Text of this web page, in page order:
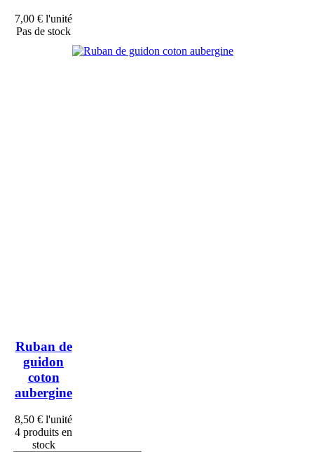
7,00 € l'unité
Pas de stock
Ruban de
guidon
coton
aubergine
8,50 € l'unité
4 produits en
stock